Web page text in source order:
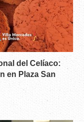
del Celíaco:
en Plaza San